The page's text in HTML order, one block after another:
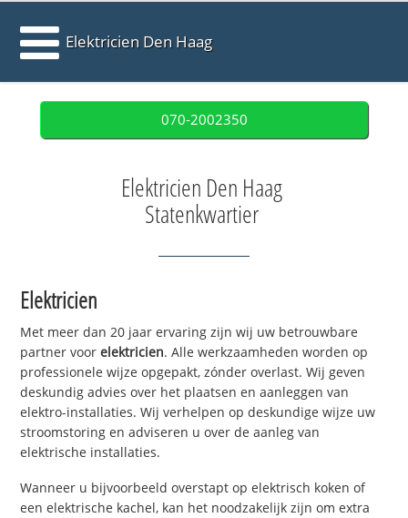
Elektricien Den Haag
070-2002350
Elektricien Den Haag
Statenkwartier
Elektricien
Met meer dan 20 jaar ervaring zijn wij uw betrouwbare
partner voorelektricien. Alle werkzaamheden worden op
professionele wijze opgepakt, zónder overlast. Wij geven
deskundig advies over het plaatsen en aanleggen van
elektro-installaties. Wij verhelpen op deskundige wijze uw
stroomstoring en adviseren u over de aanleg van
elektrische installaties.
Wanneer u bijvoorbeeld overstapt op elektrisch koken of
een elektrische kachel, kan het noodzakelijk zijn om extra